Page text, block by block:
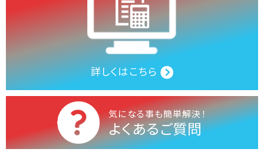
詳しくはこちら
気になる事も簡単解決！
よくあるご質問